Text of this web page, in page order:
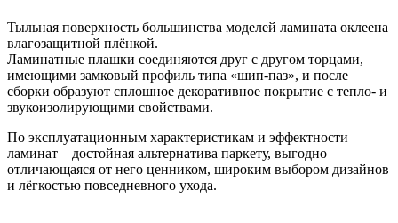
Тыльная поверхность большинства моделей ламината оклеена
влагозащитной плёнкой.
Ламинатные плашки соединяются друг с другом торцами,
имеющими замковый профиль типа «шип-паз», и после
сборки образуют сплошное декоративное покрытие с тепло- и
звукоизолирующими свойствами.
По эксплуатационным характеристикам и эффектности
ламинат – достойная альтернатива паркету, выгодно
отличающаяся от него ценником, широким выбором дизайнов
и лёгкостью повседневного ухода.